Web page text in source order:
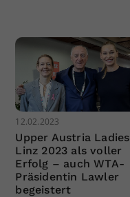
12.02.2023
Upper Austria Ladies
Linz 2023 als voller
Erfolg – auch WTA-
Präsidentin Lawler
begeistert